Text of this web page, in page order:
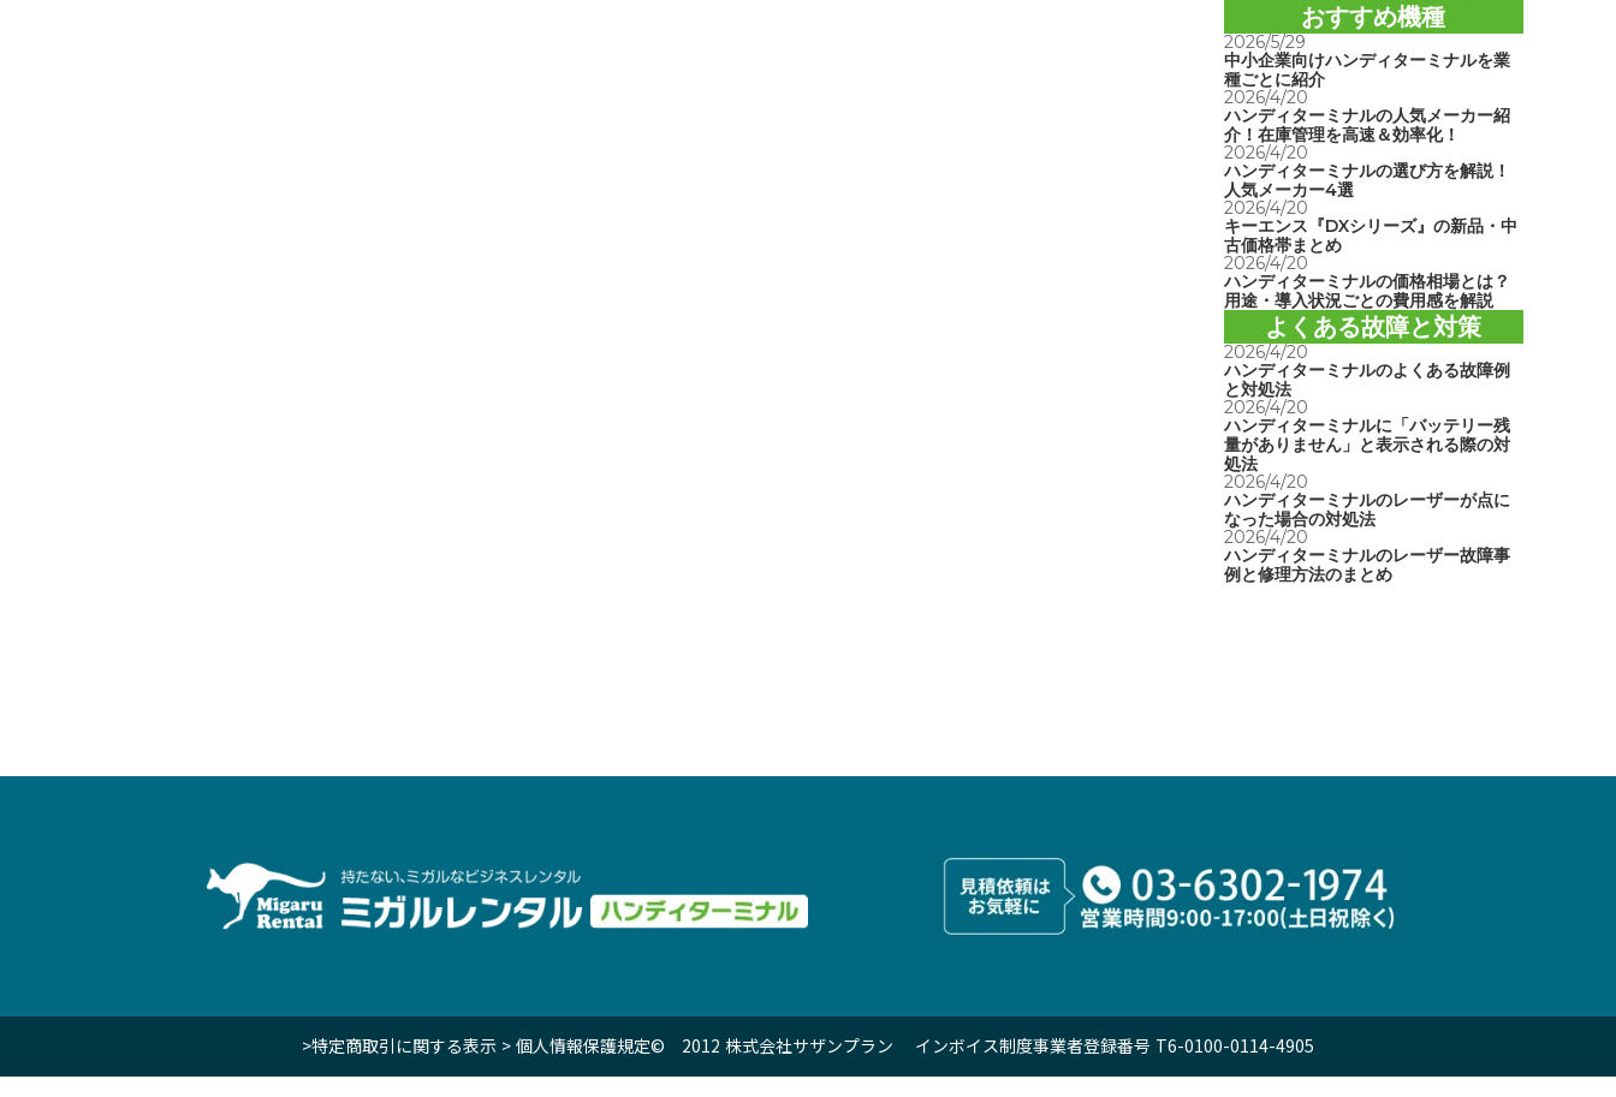
おすすめ機種
2026/5/29
中小企業向けハンディターミナルを業
種ごとに紹介
2026/4/20
ハンディターミナルの人気メーカー紹
介！在庫管理を高速＆効率化！
2026/4/20
ハンディターミナルの選び方を解説！
人気メーカー4選
2026/4/20
キーエンス『DXシリーズ』の新品・中
古価格帯まとめ
2026/4/20
ハンディターミナルの価格相場とは？
用途・導入状況ごとの費用感を解説
よくある故障と対策
2026/4/20
ハンディターミナルのよくある故障例
と対処法
2026/4/20
ハンディターミナルに「バッテリー残
量がありません」と表示される際の対
処法
2026/4/20
ハンディターミナルのレーザーが点に
なった場合の対処法
2026/4/20
ハンディターミナルのレーザー故障事
例と修理方法のまとめ
>特定商取引に関する表示 > 個人情報保護規定© 2012 株式会社サザンプラン インボイス制度事業者登録番号 T6-0100-0114-4905